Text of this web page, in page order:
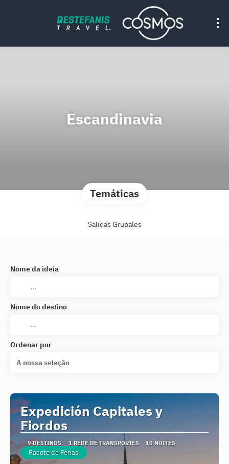
Escandinavia
Temáticas
Salidas Grupales
Nome da ideia
Nome do destino
Ordenar por
A nossa seleção
Expedición Capitales y
Fiordos
9 DESTINOS 1 REDE DE TRANSPORTES 10 NOITES
Pacote de Férias